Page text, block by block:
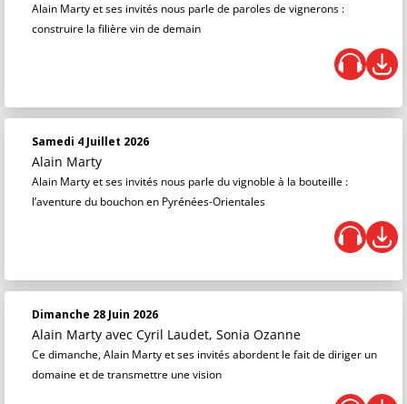
Alain Marty et ses invités nous parle de paroles de vignerons :
construire la filière vin de demain
Samedi 4 Juillet 2026
Alain Marty
Alain Marty et ses invités nous parle du vignoble à la bouteille :
l’aventure du bouchon en Pyrénées-Orientales
Dimanche 28 Juin 2026
Alain Marty avec Cyril Laudet, Sonia Ozanne
Ce dimanche, Alain Marty et ses invités abordent le fait de diriger un
domaine et de transmettre une vision